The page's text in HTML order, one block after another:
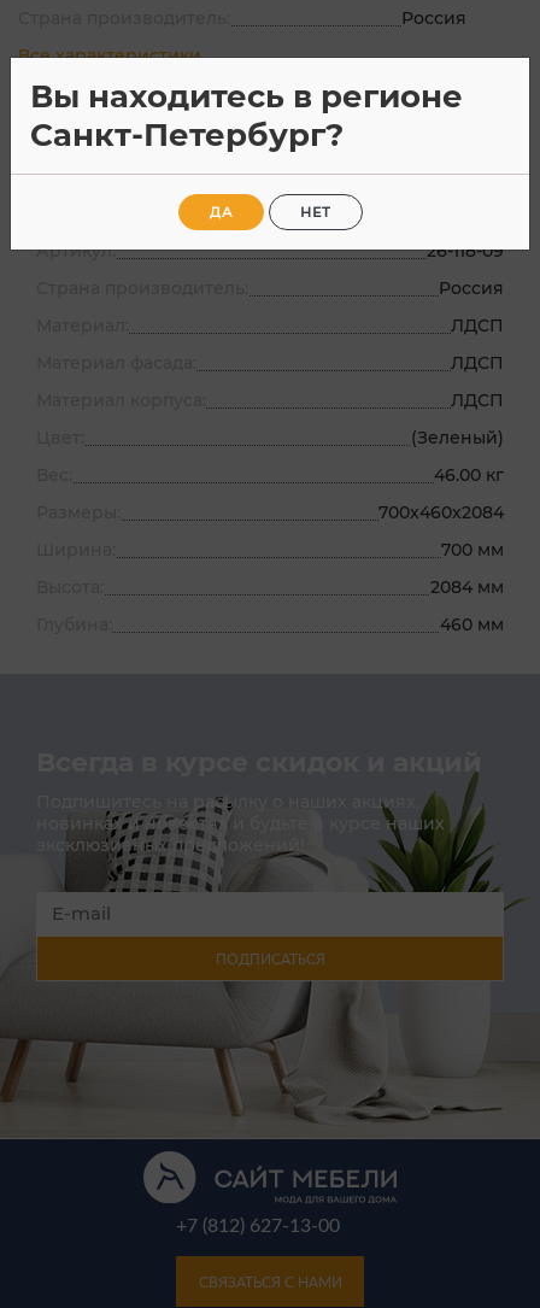
Россия
Все характеристики
Характеристики Отзывы
Артикул:
26-118-09
Россия
ЛДСП
ЛДСП
ЛДСП
(Зеленый)
46.00 кг
700х460х2084
700 мм
2084 мм
460 мм
Всегда в курсе скидок и акций
Подпишитесь на расылку о наших акциях,
новинках и новостях и будьте в курсе наших
эксклюзивных предложений!
ПОДПИСАТЬСЯ
+7 (812) 627-13-00
СВЯЗАТЬСЯ С НАМИ
Вы находитесь в регионе
Санкт-Петербург?
ДА НЕТ